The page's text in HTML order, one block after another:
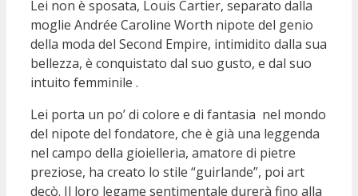
Lei non è sposata, Louis Cartier, separato dalla
moglie Andrée Caroline Worth nipote del genio
della moda del Second Empire, intimidito dalla sua
bellezza, è conquistato dal suo gusto, e dal suo
intuito femminile .
Lei porta un po’ di colore e di fantasia nel mondo
del nipote del fondatore, che è già una leggenda
nel campo della gioielleria, amatore di pietre
preziose, ha creato lo stile “guirlande”, poi art
decò. Il loro legame sentimentale durerà fino alla